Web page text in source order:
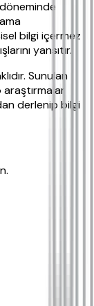
bilgi içermez
yansıtır.
Sunulan
derlenip bilgi